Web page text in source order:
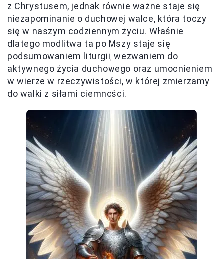
z Chrystusem, jednak równie ważne staje się
niezapominanie o duchowej walce, która toczy
się w naszym codziennym życiu. Właśnie
dlatego modlitwa ta po Mszy staje się
podsumowaniem liturgii, wezwaniem do
aktywnego życia duchowego oraz umocnieniem
w wierze w rzeczywistości, w której zmierzamy
do walki z siłami ciemności.